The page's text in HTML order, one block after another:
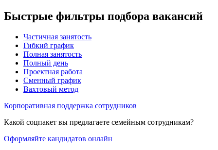
Быстрые фильтры подбора вакансий
Частичная занятость
Гибкий график
Полная занятость
Полный день
Проектная работа
Сменный график
Вахтовый метод
Корпоративная поддержка сотрудников
Какой соцпакет вы предлагаете семейным сотрудникам?
Оформляйте кандидатов онлайн